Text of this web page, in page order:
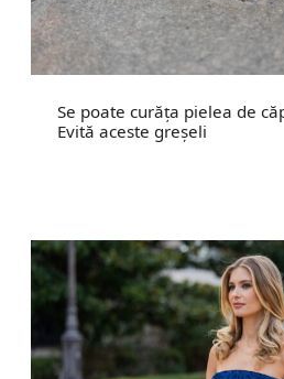
Se poate curăța pielea de
Evită aceste greșeli